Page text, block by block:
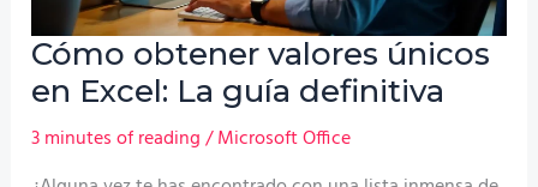
Cómo obtener valores únicos
en Excel: La guía definitiva
3 minutes of reading/Microsoft Office